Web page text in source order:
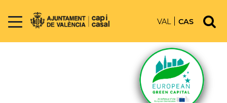
VAL CAS